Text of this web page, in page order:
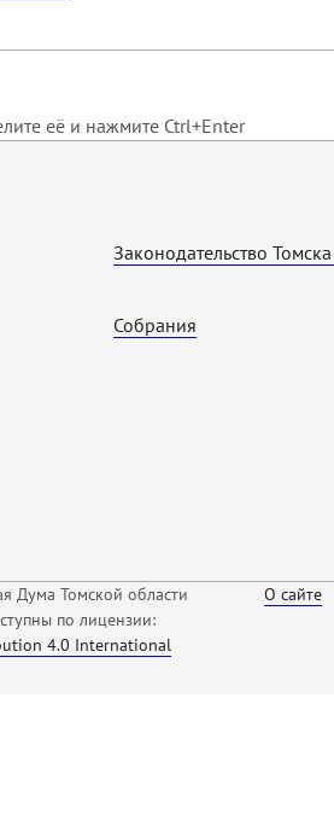
её и нажмите Ctrl+Enter
Законодательство
Собрания
Дума Томской области
по лицензии:
4.0 International
О сайте